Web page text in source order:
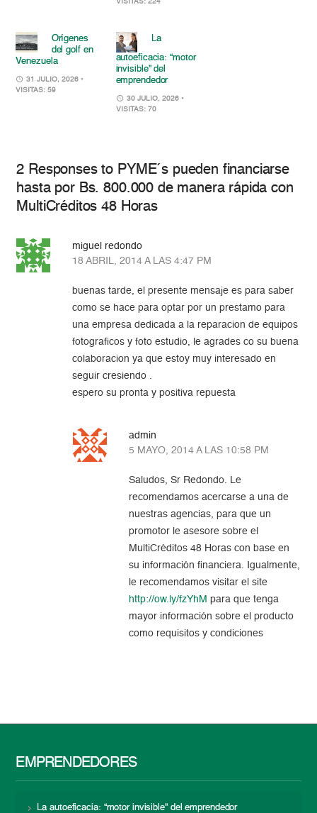
VISITAS: 224
Orígenes
del golf en
Venezuela
31 JULIO, 2026 •
VISITAS: 59
La
autoeficacia: “motor
invisible” del
emprendedor
30 JULIO, 2026 •
VISITAS: 70
2 Responses to PYME´s pueden financiarse
hasta por Bs. 800.000 de manera rápida con
MultiCréditos 48 Horas
miguel redondo
18 ABRIL, 2014 A LAS 4:47 PM
buenas tarde, el presente mensaje es para saber
como se hace para optar por un prestamo para
una empresa dedicada a la reparacion de equipos
fotograficos y foto estudio, le agrades co su buena
colaboracion ya que estoy muy interesado en
seguir cresiendo .
espero su pronta y positiva repuesta
admin
5 MAYO, 2014 A LAS 10:58 PM
Saludos, Sr Redondo. Le
recomendamos acercarse a una de
nuestras agencias, para que un
promotor le asesore sobre el
MultiCréditos 48 Horas con base en
su información financiera. Igualmente,
le recomendamos visitar el site
http://ow.ly/fzYhM para que tenga
mayor información sobre el producto
como requisitos y condiciones
EMPRENDEDORES
La autoeficacia: “motor invisible” del emprendedor